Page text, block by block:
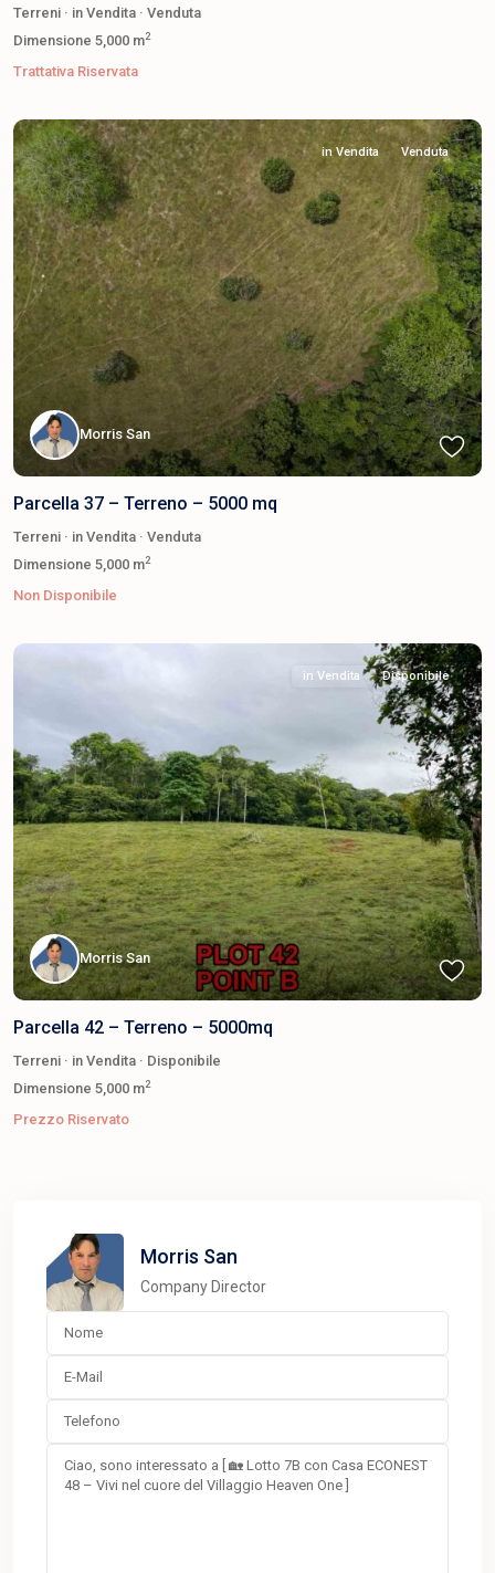
Terreni · in Vendita · Venduta
Dimensione 5,000 m2
Trattativa Riservata
in Vendita Venduta
Morris San
Parcella 37 – Terreno – 5000 mq
Terreni · in Vendita · Venduta
Dimensione 5,000 m2
Non Disponibile
in Vendita Disponibile
Morris San
Parcella 42 – Terreno – 5000mq
Terreni · in Vendita · Disponibile
Dimensione 5,000 m2
Prezzo Riservato
Morris San
Company Director